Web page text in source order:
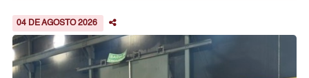
04 DE AGOSTO 2026